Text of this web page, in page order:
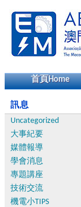
首頁Home
訊息
Uncategorized
大事紀要
媒體報導
學會消息
專題講座
技術交流
機電小TIPS